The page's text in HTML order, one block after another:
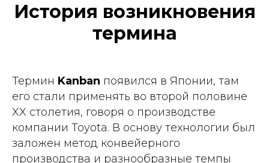
История возникновения
термина
Термин Kanban появился в Японии, там
его стали применять во второй половине
XX столетия, говоря о производстве
компании Toyota. В основу технологии был
заложен метод конвейерного
производства и разнообразные темпы